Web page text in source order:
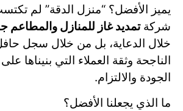
يميز الأفضل؟ “منزل الدقة” لم
شركةتمديد غاز للمنازل والمطاعم
خلال الدعاية، بل من خلال سجل
الناجحة وثقة العملاء التي بنيناها
الجودة والالتزام.
ما الذي يجعلنا الأفضل؟